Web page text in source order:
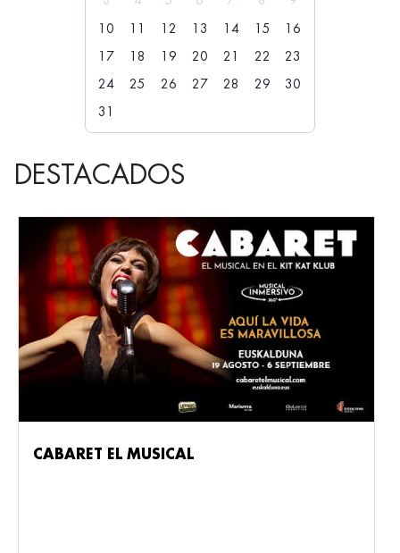
10
11 12 13 14 15
16
17
18 19 20 21 22
23
24
25 26 27 28 29
30
31
DESTACADOS
CABARET EL MUSICAL